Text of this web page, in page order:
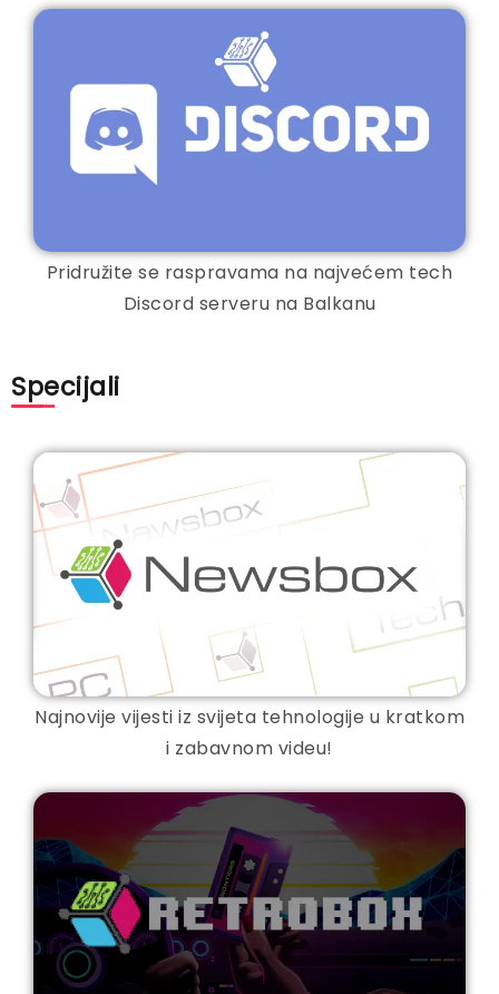
Pridružite se raspravama na najvećem tech
Discord serveru na Balkanu
Specijali
Najnovije vijesti iz svijeta tehnologije u kratkom
i zabavnom videu!